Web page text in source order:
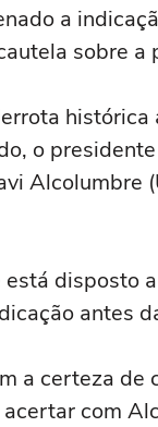
a
sobre a
o
Alcolumbre
disposto
antes
a certeza de
com